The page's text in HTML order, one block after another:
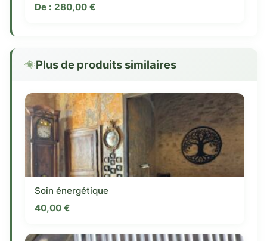
De : 280,00 €
Plus de produits similaires
Soin énergétique
40,00 €